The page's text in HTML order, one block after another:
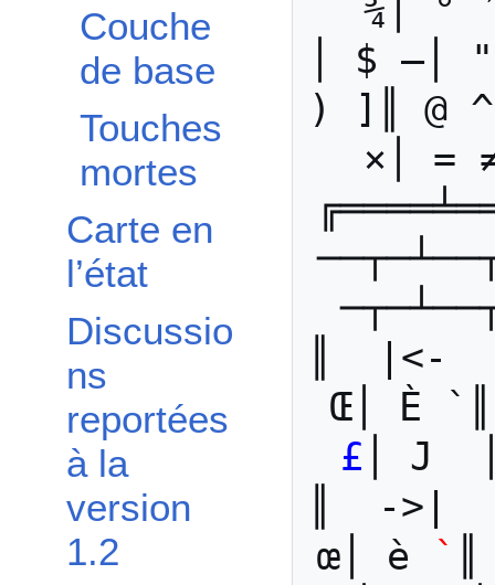
Couche
de base
Touches
mortes
Carte en
l’état
Discussio
ns
reportées
à la
version
1.2
¾│ °
│ $ –│
) ]║ @
×│ =
║  |<-
£ │ J
║  ->|
œ│ è
`